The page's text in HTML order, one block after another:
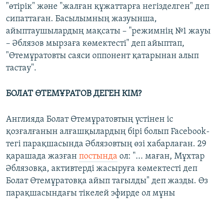
"өтірік" және "жалған құжаттарға негізделген" деп
сипаттаған. Басылымның жазуынша,
айыптаушылардың мақсаты – "режимнің №1 жауы
– Әблязов мырзаға көмектесті" деп айыптап,
"Өтемұратовты саяси оппонент қатарынан алып
тастау".
БОЛАТ ӨТЕМҰРАТОВ ДЕГЕН КІМ?
Англияда Болат Өтемұратовтың үстінен іс
қозғалғанын алғашқылардың бірі болып Facebook-
тегі парақшасында Әблязовтың өзі хабарлаған. 29
қарашада жазған постында ол: "... маған, Мұхтар
Әблязовқа, активтерді жасыруға көмектесті деп
Болат Өтемұратовқа айып тағылды" деп жазды. Өз
парақшасындағы тікелей эфирде ол мұны